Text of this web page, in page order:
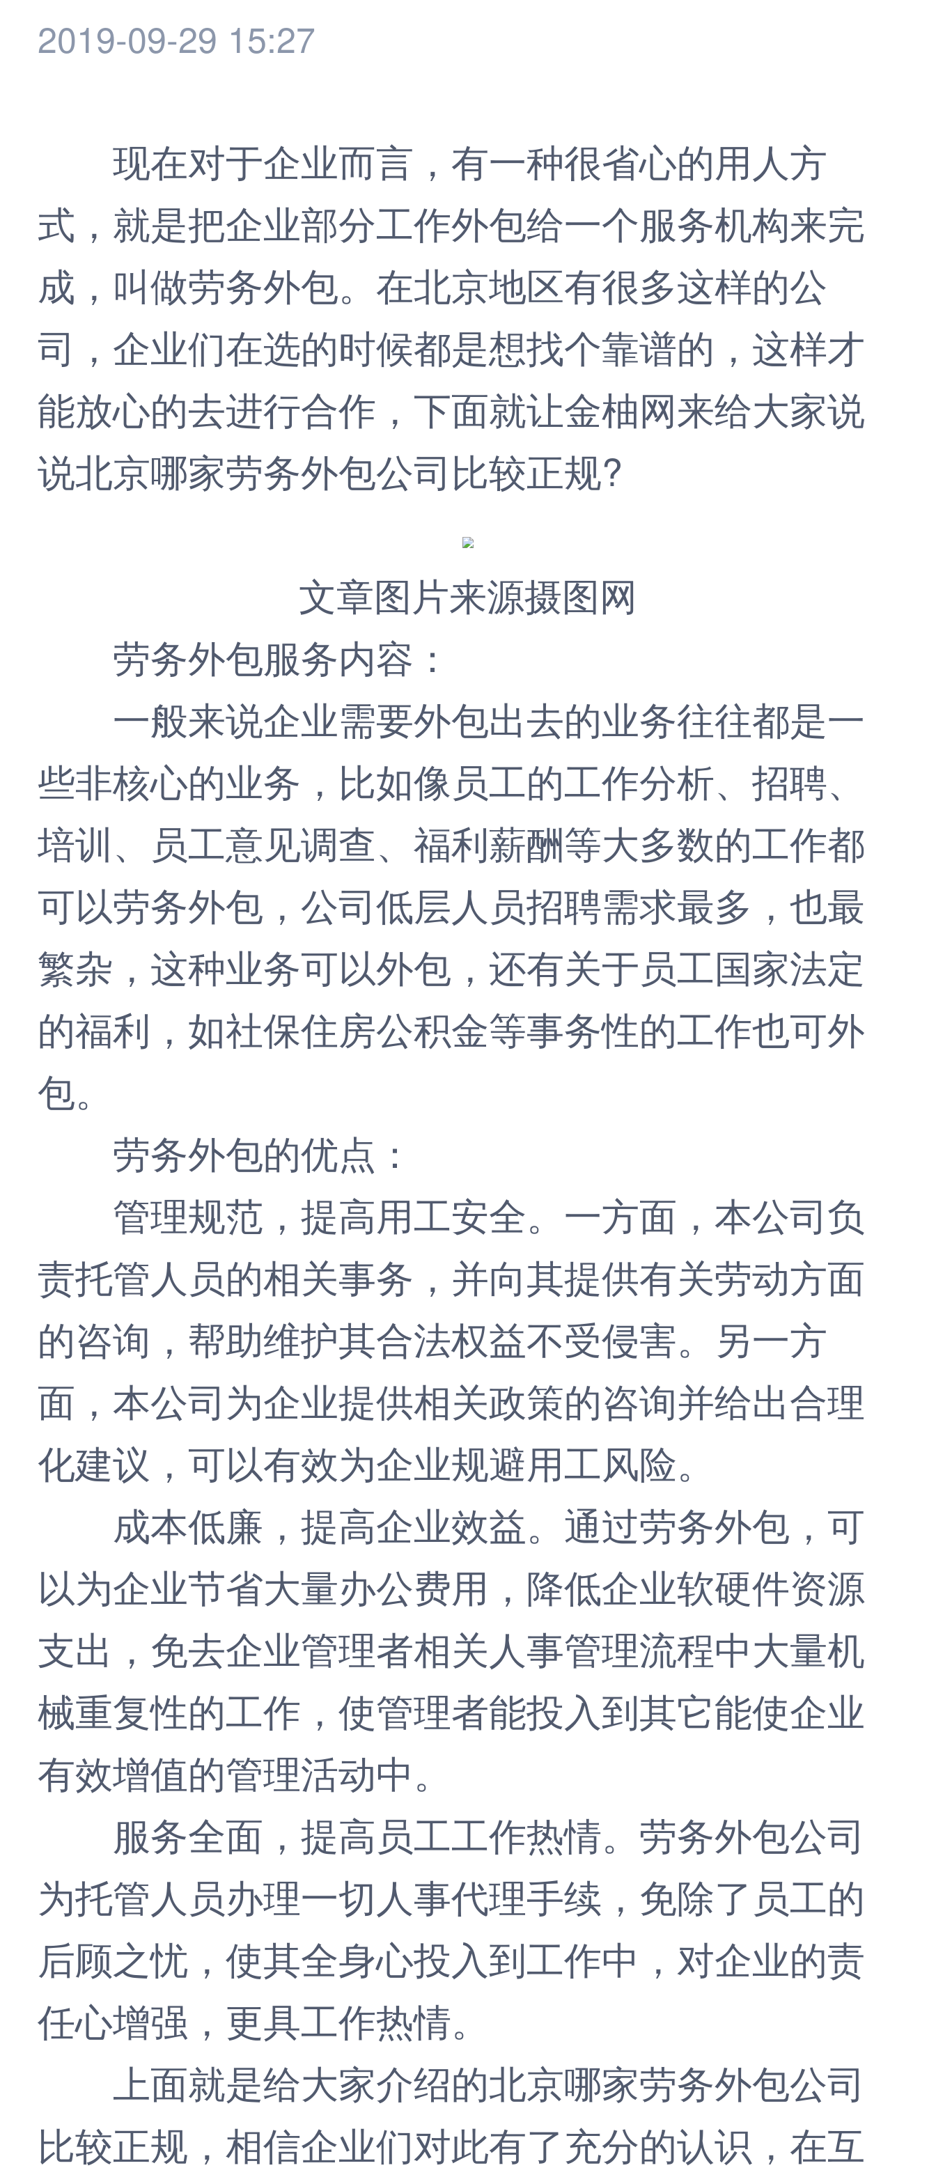
2019-09-29 15:27
现在对于企业而言，有一种很省心的用人方
式，就是把企业部分工作外包给一个服务机构来完
成，叫做劳务外包。在北京地区有很多这样的公
司，企业们在选的时候都是想找个靠谱的，这样才
能放心的去进行合作，下面就让金柚网来给大家说
说北京哪家劳务外包公司比较正规?
文章图片来源摄图网
劳务外包服务内容：
一般来说企业需要外包出去的业务往往都是一
些非核心的业务，比如像员工的工作分析、招聘、
培训、员工意见调查、福利薪酬等大多数的工作都
可以劳务外包，公司低层人员招聘需求最多，也最
繁杂，这种业务可以外包，还有关于员工国家法定
的福利，如社保住房公积金等事务性的工作也可外
包。
劳务外包的优点：
管理规范，提高用工安全。一方面，本公司负
责托管人员的相关事务，并向其提供有关劳动方面
的咨询，帮助维护其合法权益不受侵害。另一方
面，本公司为企业提供相关政策的咨询并给出合理
化建议，可以有效为企业规避用工风险。
成本低廉，提高企业效益。通过劳务外包，可
以为企业节省大量办公费用，降低企业软硬件资源
支出，免去企业管理者相关人事管理流程中大量机
械重复性的工作，使管理者能投入到其它能使企业
有效增值的管理活动中。
服务全面，提高员工工作热情。劳务外包公司
为托管人员办理一切人事代理手续，免除了员工的
后顾之忧，使其全身心投入到工作中，对企业的责
任心增强，更具工作热情。
上面就是给大家介绍的北京哪家劳务外包公司
比较正规，相信企业们对此有了充分的认识，在互